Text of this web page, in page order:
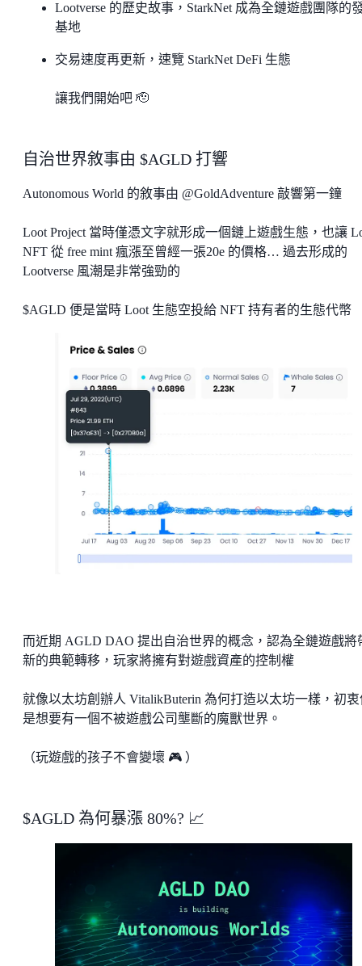
Lootverse 的歷史故事，StarkNet 成為全鏈遊戲團隊的
基地
交易速度再更新，速覽 StarkNet DeFi 生態
讓我們開始吧 🫡
自治世界敘事由 $AGLD 打響
Autonomous World 的敘事由 @GoldAdventure 敲響第一鐘
Loot Project 當時僅憑文字就形成一個鏈上遊戲生態，也讓
NFT 從 free mint 瘋漲至曾經一張20e 的價格… 過去形成的
Lootverse 風潮是非常強勁的
$AGLD 便是當時 Loot 生態空投給 NFT 持有者的生態代幣
而近期 AGLD DAO 提出自治世界的概念，認為全鏈遊戲將
新的典範轉移，玩家將擁有對遊戲資產的控制權
就像以太坊創辦人 VitalikButerin 為何打造以太坊一樣，初衷
是想要有一個不被遊戲公司壟斷的魔獸世界。
（玩遊戲的孩子不會變壞 🎮 ）
$AGLD 為何暴漲 80%? 📈